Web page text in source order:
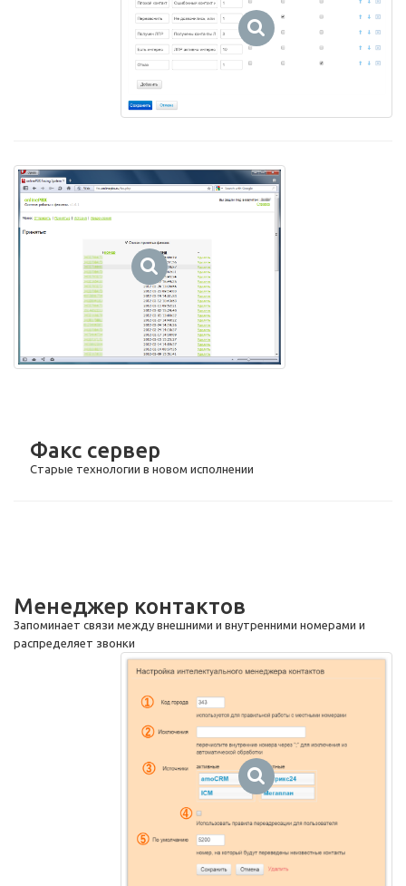
Факс сервер
Старые технологии в новом исполнении
Менеджер контактов
Запоминает связи между внешними и внутренними номерами и
распределяет звонки